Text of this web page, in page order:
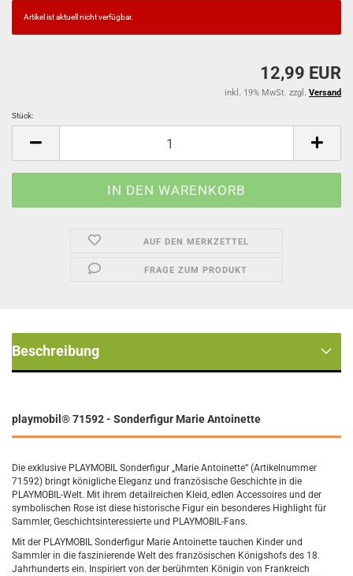
Artikel ist aktuell nicht verfügbar.
12,99 EUR
inkl. 19% MwSt. zzgl. Versand
Stück:
AUF DEN MERKZETTEL
FRAGE ZUM PRODUKT
Beschreibung
playmobil® 71592- Sonderfigur Marie Antoinette
Die exklusive PLAYMOBIL Sonderfigur „Marie Antoinette“ (Artikelnummer
71592) bringt königliche Eleganz und französische Geschichte in die
PLAYMOBIL-Welt. Mit ihrem detailreichen Kleid, edlen Accessoires und der
symbolischen Rose ist diese historische Figur ein besonderes Highlight für
Sammler, Geschichtsinteressierte und PLAYMOBIL-Fans.
Mit der PLAYMOBIL Sonderfigur Marie Antoinette tauchen Kinder und
Sammler in die faszinierende Welt des französischen Königshofs des 18.
Jahrhunderts ein. Inspiriert von der berühmten Königin von Frankreich